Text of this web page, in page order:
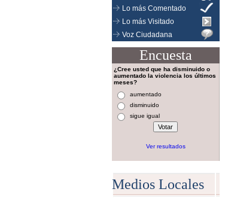
Lo más Comentado
Lo más Visitado
Voz Ciudadana
Encuesta
¿Cree usted que ha disminuido o
aumentado la violencia los últimos
meses?
aumentado
disminuido
sigue igual
Ver resultados
Medios Locales